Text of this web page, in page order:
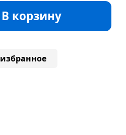
В корзину